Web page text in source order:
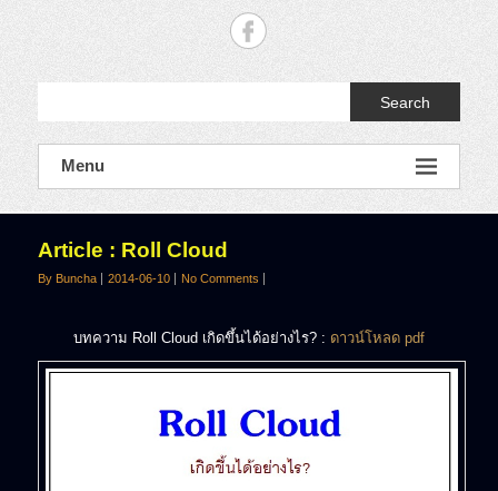
Search
Menu
Article : Roll Cloud
By Buncha 2014-06-10 No Comments
บทความ Roll Cloud เกิดขึ้นได้อย่างไร? : ดาวน์โหลด pdf